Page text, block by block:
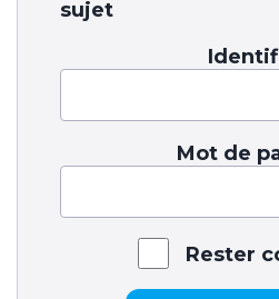
sujet
Mot de
Rester